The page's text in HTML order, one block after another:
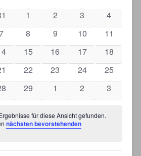
Ansichten,
Navigation
0
Veranstaltungen
1
0
Veranstaltungen
2
0
Veranstaltungen
3
0
4
0
Veranstaltungen
8
0
Veranstaltungen
9
0
Veranstaltungen
10
0
11
0
Veranstaltungen
15
0
Veranstaltungen
16
0
Veranstaltungen
17
0
18
0
Veranstaltungen
22
0
Veranstaltungen
23
0
Veranstaltungen
24
0
25
0
Veranstaltungen
29
0
Veranstaltungen
1
0
Veranstaltungen
2
0
3
für diese Ansicht gefunden.
nächsten bevorstehenden